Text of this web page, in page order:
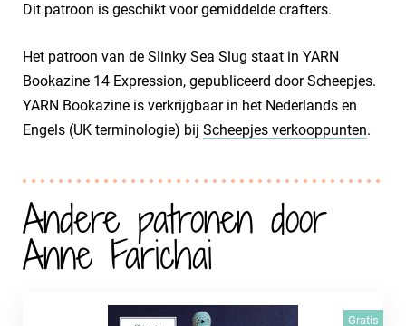
Dit patroon is geschikt voor gemiddelde crafters.
Het patroon van de Slinky Sea Slug staat in YARN
Bookazine 14 Expression, gepubliceerd door Scheepjes.
YARN Bookazine is verkrijgbaar in het Nederlands en
Engels (UK terminologie) bij Scheepjes verkooppunten.
Andere patronen door
Anne Farichai
Gratis